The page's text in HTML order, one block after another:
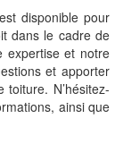
disponible pour
dans le cadre de
expertise et notre
et apporter
N’hésitez-
ainsi que